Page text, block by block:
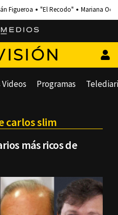
Figueroa "El Recodo" Mariana
Programas
carlos slim
más ricos de